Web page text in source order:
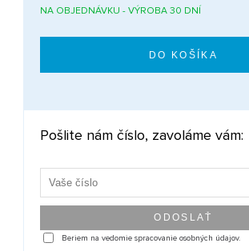
NA OBJEDNÁVKU - VÝROBA 30 DNÍ
Pošlite nám číslo, zavoláme vám:
Beriem na vedomie spracovanie osobných údajov.